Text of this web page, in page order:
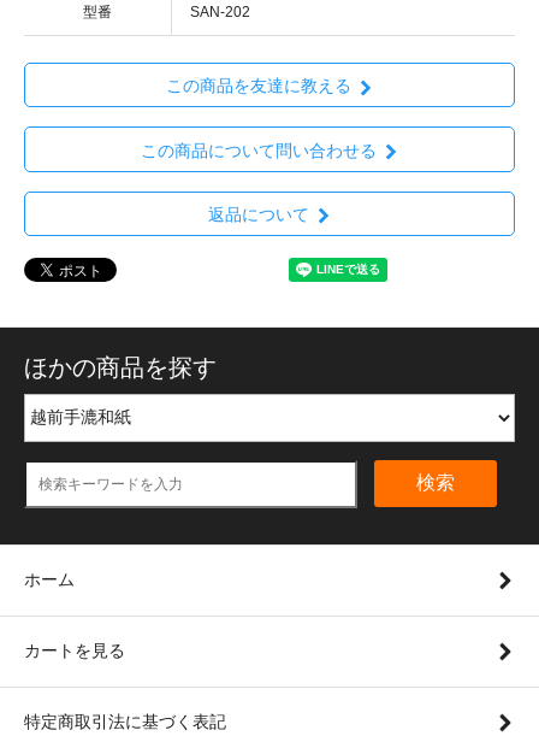
型番 SAN-202
この商品を友達に教える
この商品について問い合わせる
返品について
ほかの商品を探す
検索
ホーム
カートを見る
特定商取引法に基づく表記